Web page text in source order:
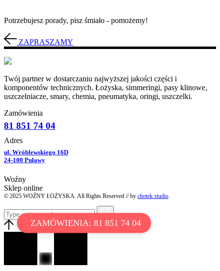
ZAMÓWIENIA: 81 851 74 04
Potrzebujesz porady, pisz śmiało - pomożemy!
ZAPRASZAMY
Twój partner w dostarczaniu najwyższej jakości części i
komponentów technicznych. Łożyska, simmeringi, pasy klinowe,
uszczelniacze, smary, chemia, pneumatyka, oringi, uszczelki.
Zamówienia
81 851 74 04
Adres
ul. Wróblewskiego 16D
24-100 Puławy
Woźny
Sklep online
© 2025 WOŹNY ŁOŻYSKA. All Rights Reserved // by chotek studio